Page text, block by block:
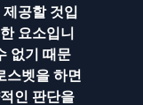
공할 것입
요소입니
없기 때문
스벳을 하면
인 판단을